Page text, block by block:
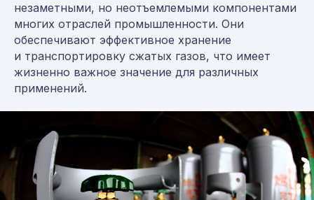
незаметными, но неотъемлемыми компонентами
многих отраслей промышленности. Они
обеспечивают эффективное хранение
и транспортировку сжатых газов, что имеет
жизненно важное значение для различных
применений.